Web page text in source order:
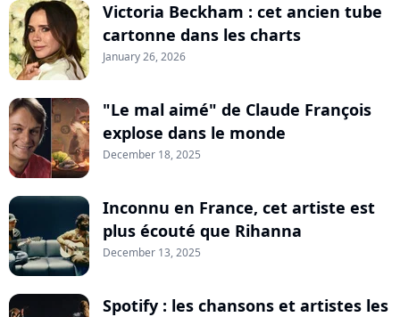
Victoria Beckham : cet ancien tube
cartonne dans les charts
January 26, 2026
"Le mal aimé" de Claude François
explose dans le monde
December 18, 2025
Inconnu en France, cet artiste est
plus écouté que Rihanna
December 13, 2025
Spotify : les chansons et artistes les